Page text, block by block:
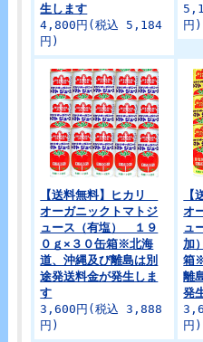
生します
4,800円(税込 5,184
円)
円)
【送料無料】ヒカリ
オーガニックトマトジ
ュース（有塩） １９
０ｇ×３０缶箱※北海
道、沖縄及び離島は別
途発送料金が発生しま
す
3,600円(税込 3,888
円)
オ
ュ
加
箱
離
発
円)